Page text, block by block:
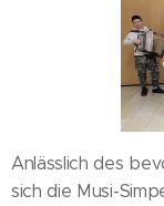
Anlässlich des
sich die Musi-